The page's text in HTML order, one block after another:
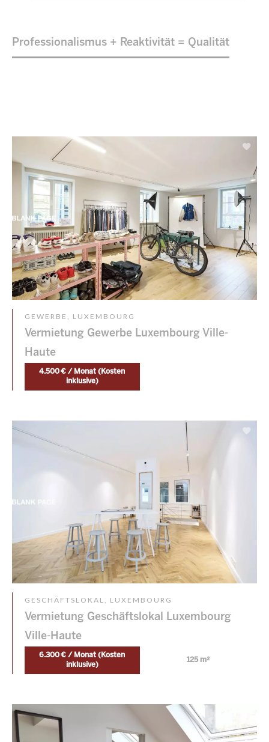
Professionalismus + Reaktivität = Qualität
GEWERBE, LUXEMBOURG
Vermietung Gewerbe Luxembourg Ville-
Haute
4.500 € / Monat (Kosten
inklusive)
GESCHÄFTSLOKAL, LUXEMBOURG
Vermietung Geschäftslokal Luxembourg
Ville-Haute
6.300 € / Monat (Kosten
inklusive)
125 m²